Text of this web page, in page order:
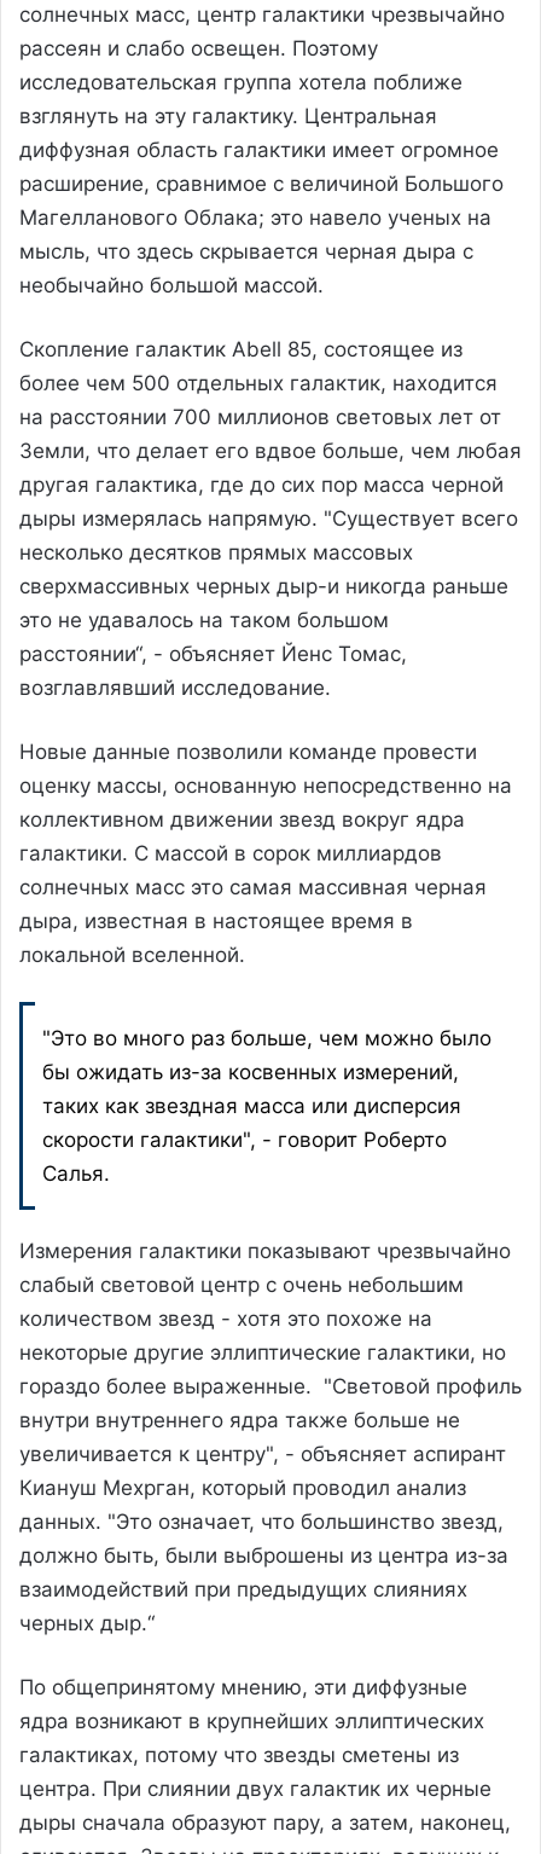
солнечных масс, центр галактики чрезвычайно
рассеян и слабо освещен. Поэтому
исследовательская группа хотела поближе
взглянуть на эту галактику. Центральная
диффузная область галактики имеет огромное
расширение, сравнимое с величиной Большого
Магелланового Облака; это навело ученых на
мысль, что здесь скрывается черная дыра с
необычайно большой массой.
Скопление галактик Abell 85, состоящее из
более чем 500 отдельных галактик, находится
на расстоянии 700 миллионов световых лет от
Земли, что делает его вдвое больше, чем любая
другая галактика, где до сих пор масса черной
дыры измерялась напрямую. "Существует всего
несколько десятков прямых массовых
сверхмассивных черных дыр-и никогда раньше
это не удавалось на таком большом
расстоянии“, - объясняет Йенс Томас,
возглавлявший исследование.
Новые данные позволили команде провести
оценку массы, основанную непосредственно на
коллективном движении звезд вокруг ядра
галактики. С массой в сорок миллиардов
солнечных масс это самая массивная черная
дыра, известная в настоящее время в
локальной вселенной.
"Это во много раз больше, чем можно было
бы ожидать из-за косвенных измерений,
таких как звездная масса или дисперсия
скорости галактики", - говорит Роберто
Салья.
Измерения галактики показывают чрезвычайно
слабый световой центр с очень небольшим
количеством звезд - хотя это похоже на
некоторые другие эллиптические галактики, но
гораздо более выраженные. "Световой профиль
внутри внутреннего ядра также больше не
увеличивается к центру", - объясняет аспирант
Киануш Мехрган, который проводил анализ
данных. "Это означает, что большинство звезд,
должно быть, были выброшены из центра из-за
взаимодействий при предыдущих слияниях
черных дыр.“
По общепринятому мнению, эти диффузные
ядра возникают в крупнейших эллиптических
галактиках, потому что звезды сметены из
центра. При слиянии двух галактик их черные
дыры сначала образуют пару, а затем, наконец,